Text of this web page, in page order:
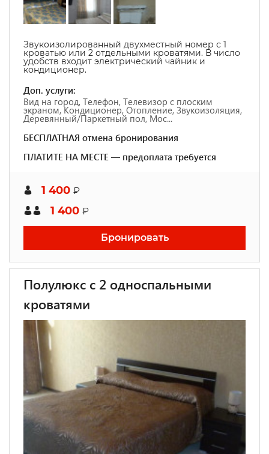
Звукоизолированный двухместный номер с 1
кроватью или 2 отдельными кроватями. В число
удобств входит электрический чайник и
кондиционер.
Доп. услуги:
Вид на город, Телефон, Телевизор с плоским
экраном, Кондиционер, Отопление, Звукоизоляция,
Деревянный/Паркетный пол, Мос...
БЕСПЛАТНАЯ отмена бронирования
ПЛАТИТЕ НА МЕСТЕ — предоплата требуется
1 400 ₽
1 400 ₽
Бронировать
Полулюкс с 2 односпальными
кроватями